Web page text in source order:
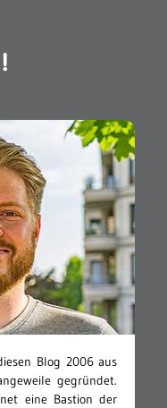
Blog 2006 aus
gegründet.
eine Bastion der